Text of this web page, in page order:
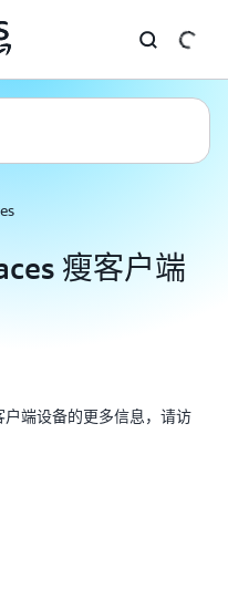
瘦客户端
端设备的更多信息，请访